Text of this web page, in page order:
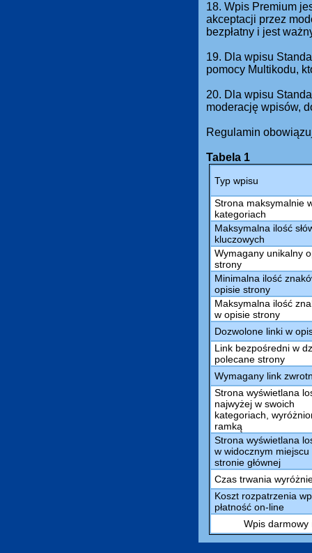
18. Wpis Premium
akceptacji przez
bezpłatny i jest
19. Dla wpisu
pomocy Multikodu,
20. Dla wpisu
moderację wpisów,
Regulamin
Tabela 1
Typ wpisu
Strona maksymalnie
kategoriach
Maksymalna ilość
kluczowych
Wymagany unikalny
strony
Minimalna ilość
opisie strony
Maksymalna ilość
w opisie strony
Dozwolone linki w
Link bezpośredni w
polecane strony
Wymagany link
Strona wyświetlana
najwyżej w swoich
kategoriach,
ramką
Strona wyświetlana
w widocznym miejscu
stronie głównej
Czas trwania
Koszt rozpatrzenia
płatność on-line
Wpis darmowy